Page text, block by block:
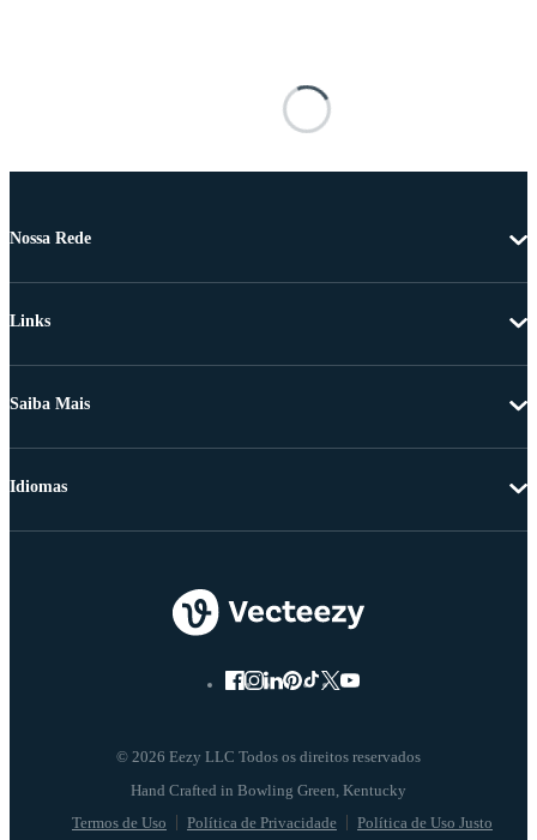
Nossa Rede
Links
Saiba Mais
© 2026 Eezy LLC Todos os direitos reservados
Termos de Uso Política de Privacidade Política de Uso Justo
Idiomas